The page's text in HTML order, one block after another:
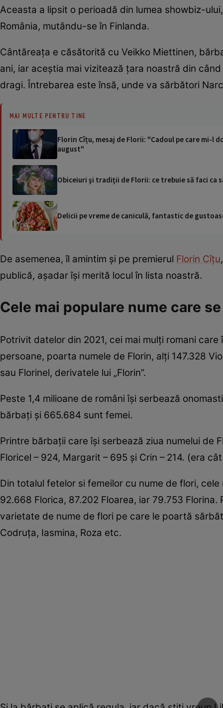
Aceasta a lipsit o perioadă din lumea showbiz-
România, mutându-se în Finlanda.
Cântăreața e căsătorită cu Veikko Miettinen,
ani, iar aceștia mai vizitează țara noastră din
dragi. Întrebarea este însă, unde va sărbători
MAI MULTE PENTRU TINE
Florin Cîțu, mesaj de Florii: "Cadoul pe care mi-l
august"
Obiceiuri şi tradiţii de Florii: ce trebuie să faci ca
Delicii pe vreme de caniculă, fantastic de
De asemenea, îl amintim și pe premierul Florin Cîțu
publică, așadar își merită locul în lista noastră.
Cele mai populare nume care
Potrivit datelor din 2021, cei mai mulţi romani
persoane, poarta numele de Florin, alţi 147.328
sau Florinel, derivatele lui „Florin”.
Peste 1,4 milioane de români îşi serbează
bărbaţi şi 665.684 sunt femei.
Printre bărbaţii care îşi serbează ziua numelui de
Floricel – 924, Margarit – 695 şi Crin – 214. (era
Din totalul fetelor si femeilor cu nume de flori,
92.668 Florica, 87.202 Floarea, iar 79.753
varietate de nume de flori pe care le poartă
Codruța, Iasmina, Roza etc.